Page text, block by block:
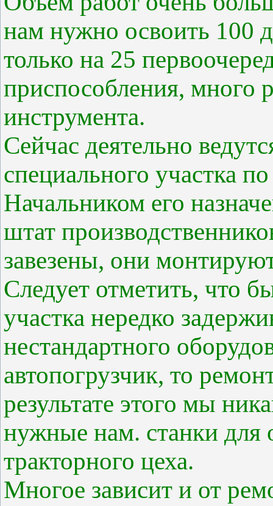
нам нужно освоить 100
только на 25
приспособления, много
инструмента.
Сейчас деятельно
специального участка
Начальником его
штат
завезены, они
Следует отметить, что
участка нередко
нестандартного
автопогрузчик, то
результате этого мы
нужные нам. станки для
тракторного цеха.
Многое зависит и от